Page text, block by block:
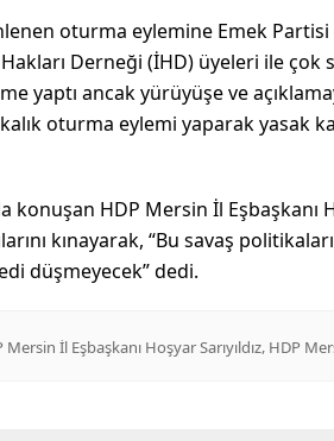
oturma eylemine Emek
Derneği (İHD) üyeleri ile çok
yaptı ancak yürüyüşe ve
oturma eylemi yaparak yasak
konuşan HDP Mersin İl Eşbaşkanı
kınayarak, “Bu savaş
düşmeyecek” dedi.
Mersin İl Eşbaşkanı Hoşyar Sarıyıldız, HDP